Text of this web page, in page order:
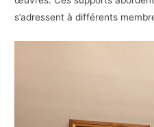
s’adressent à différents